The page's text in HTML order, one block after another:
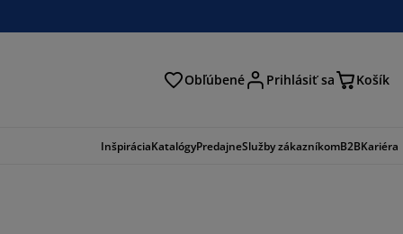
Obľúbené Prihlásiť sa Košík
InšpiráciaKatalógyPredajneSlužby zákazníkomB2BKariéra